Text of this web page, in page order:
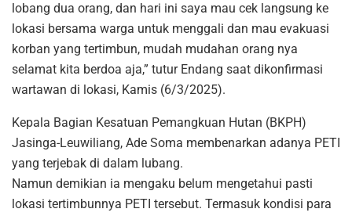
lobang dua orang, dan hari ini saya mau cek langsung ke
lokasi bersama warga untuk menggali dan mau evakuasi
korban yang tertimbun, mudah mudahan orang nya
selamat kita berdoa aja,” tutur Endang saat dikonfirmasi
wartawan di lokasi, Kamis (6/3/2025).
Kepala Bagian Kesatuan Pemangkuan Hutan (BKPH)
Jasinga-Leuwiliang, Ade Soma membenarkan adanya PETI
yang terjebak di dalam lubang.
Namun demikian ia mengaku belum mengetahui pasti
lokasi tertimbunnya PETI tersebut. Termasuk kondisi para